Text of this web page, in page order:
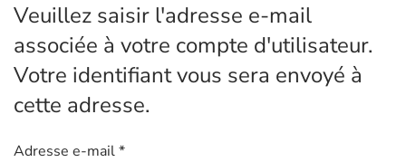
Veuillez saisir l'adresse e-mail
associée à votre compte d'utilisateur.
Votre identifiant vous sera envoyé à
cette adresse.
Adresse e-mail*